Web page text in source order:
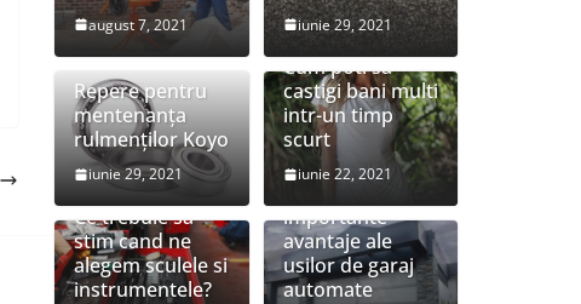
august 7, 2021 iunie 29, 2021
Repere pentru
mentenanța
rulmenților Koyo
iunie 29, 2021
Cum poti sa
castigi bani multi
intr-un timp
scurt
iunie 22, 2021
Ce trebuie sa
stim cand ne
alegem sculele si
instrumentele?
importante
avantaje ale
usilor de garaj
automate